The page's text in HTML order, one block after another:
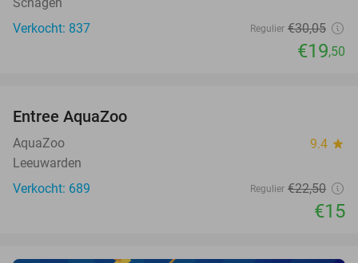
Schagen
Verkocht: 837
Regulier €30,05
€19,50
Entree AquaZoo
AquaZoo 9.4 star
Leeuwarden
Verkocht: 689
Regulier €22,50
€15